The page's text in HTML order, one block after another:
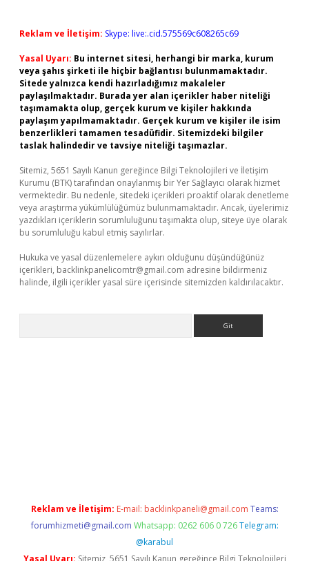
Reklam ve İletişim: Skype: live:.cid.575569c608265c69
Yasal Uyarı: Bu internet sitesi, herhangi bir marka, kurum
veya şahıs şirketi ile hiçbir bağlantısı bulunmamaktadır.
Sitede yalnızca kendi hazırladığımız makaleler
paylaşılmaktadır. Burada yer alan içerikler haber niteliği
taşımamakta olup, gerçek kurum ve kişiler hakkında
paylaşım yapılmamaktadır. Gerçek kurum ve kişiler ile isim
benzerlikleri tamamen tesadüfidir. Sitemizdeki bilgiler
taslak halindedir ve tavsiye niteliği taşımazlar.
Sitemiz, 5651 Sayılı Kanun gereğince Bilgi Teknolojileri ve İletişim
Kurumu (BTK) tarafından onaylanmış bir Yer Sağlayıcı olarak hizmet
vermektedir. Bu nedenle, sitedeki içerikleri proaktif olarak denetleme
veya araştırma yükümlülüğümüz bulunmamaktadır. Ancak, üyelerimiz
yazdıkları içeriklerin sorumluluğunu taşımakta olup, siteye üye olarak
bu sorumluluğu kabul etmiş sayılırlar.
Hukuka ve yasal düzenlemelere aykırı olduğunu düşündüğünüz
içerikleri, backlinkpanelicomtr@gmail.com adresine bildirmeniz
halinde, ilgili içerikler yasal süre içerisinde sitemizden kaldırılacaktır.
Reklam ve İletişim: E-mail: backlinkpaneli@gmail.com Teams:
forumhizmeti@gmail.com Whatsapp: 0262 606 0 726 Telegram:
@karabul
Yasal Uyarı: Sitemiz, 5651 Sayılı Kanun gereğince Bilgi Teknolojileri